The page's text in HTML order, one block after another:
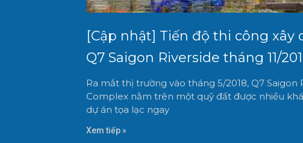
[Cập nhật] Tiến độ thi công xây
Q7 Saigon Riverside tháng 11/
Ra mắt thị trường vào tháng 5/2018, Q7 Saigon
Complex nằm trên một quỹ đất được nhiều
dự án tọa lạc ngay
Xem tiếp »